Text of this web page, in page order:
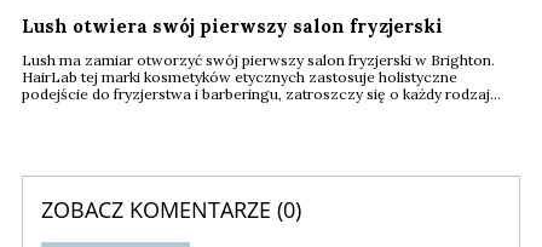
Lush otwiera swój pierwszy salon fryzjerski
Lush ma zamiar otworzyć swój pierwszy salon fryzjerski w Brighton.
HairLab tej marki kosmetyków etycznych zastosuje holistyczne
podejście do fryzjerstwa i barberingu, zatroszczy się o każdy rodzaj
ZOBACZ KOMENTARZE (0)